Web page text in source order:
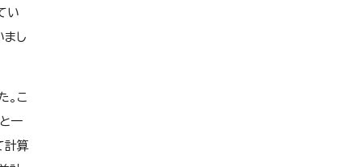
い
まし
。こ
一
計算